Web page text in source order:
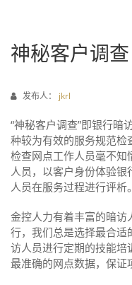
神秘客户调查
发布人： jkrl
“神秘客户调查”即银行暗
种较为有效的服务规范检
检查网点工作人员毫不
人员，以客户身份体验
人员在服务过程进行评析。
金控人力有着丰富的暗
行，我们总是选择最合
访人员进行定期的技能培
最准确的网点数据，保证